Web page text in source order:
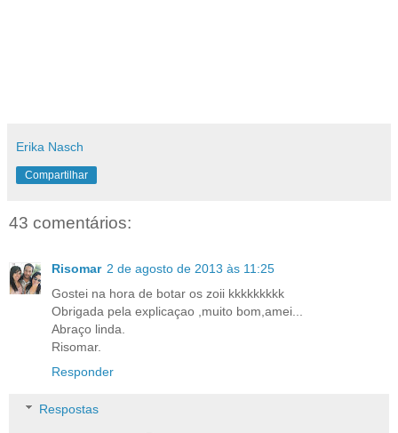
Erika Nasch
Compartilhar
43 comentários:
Risomar 2 de agosto de 2013 às 11:25
Gostei na hora de botar os zoii kkkkkkkkk
Obrigada pela explicaçao ,muito bom,amei...
Abraço linda.
Risomar.
Responder
Respostas